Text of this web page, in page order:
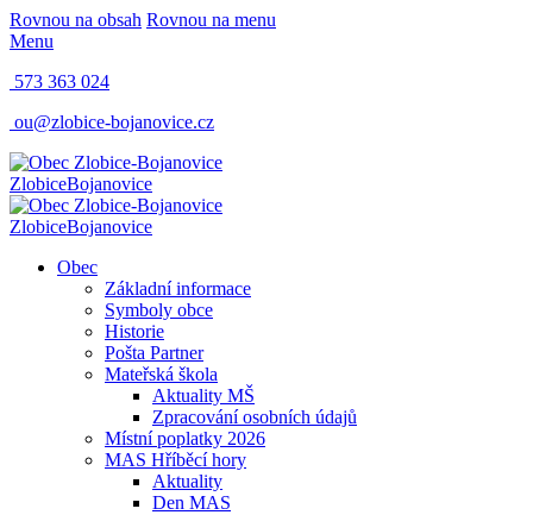
Rovnou na obsah Rovnou na menu
Menu
573 363 024
ou@zlobice-bojanovice.cz
ZlobiceBojanovice
ZlobiceBojanovice
Obec
Základní informace
Symboly obce
Historie
Pošta Partner
Mateřská škola
Aktuality MŠ
Zpracování osobních údajů
Místní poplatky 2026
MAS Hříběcí hory
Aktuality
Den MAS